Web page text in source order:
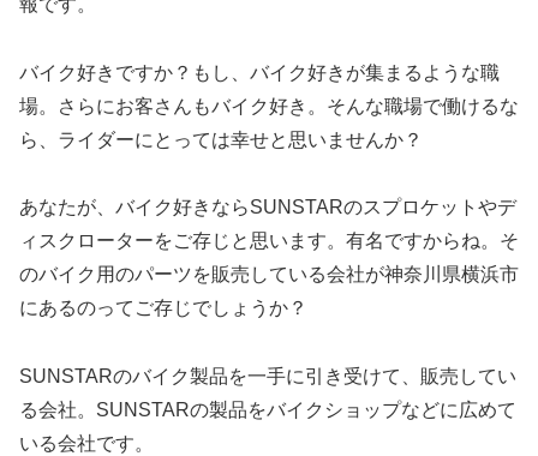
バイク好きですか？もし、バイク好きが集まるような職
場。さらにお客さんもバイク好き。そんな職場で働けるな
ら、ライダーにとっては幸せと思いませんか？
あなたが、バイク好きならSUNSTARのスプロケットやデ
ィスクローターをご存じと思います。有名ですからね。そ
のバイク用のパーツを販売している会社が神奈川県横浜市
にあるのってご存じでしょうか？
SUNSTARのバイク製品を一手に引き受けて、販売してい
る会社。SUNSTARの製品をバイクショップなどに広めて
いる会社です。